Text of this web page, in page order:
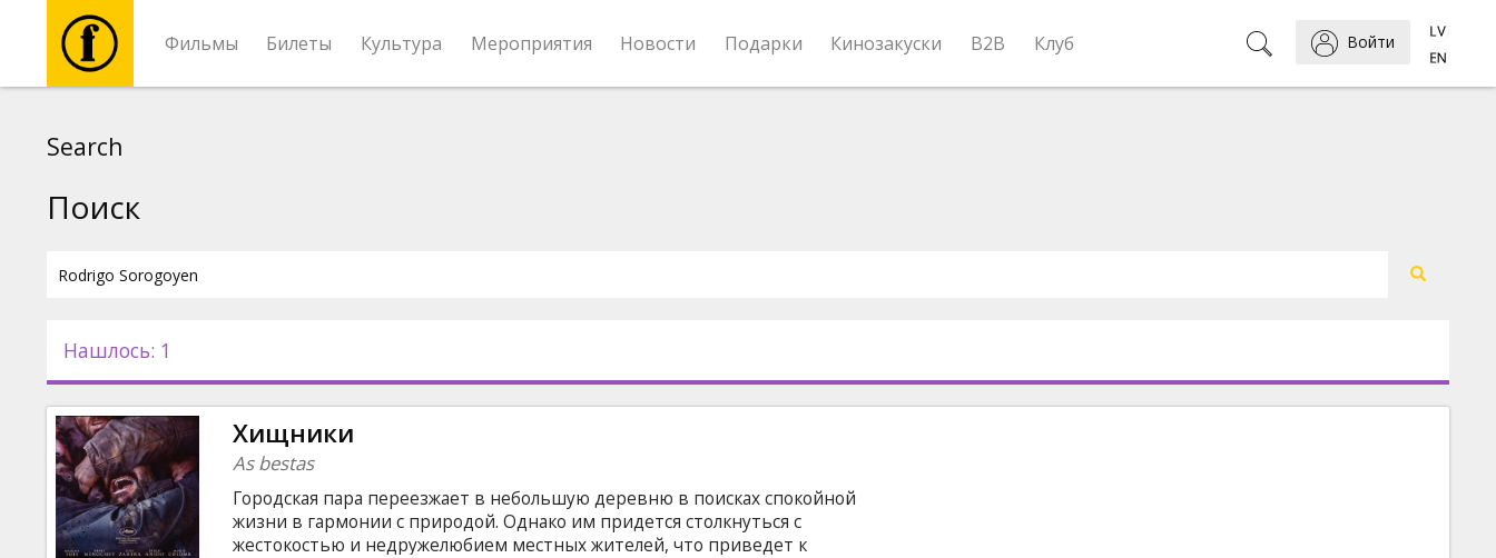
Фильмы Билеты Культура Мероприятия Новости Подарки Кинозакуски B2B Клуб Войти
Новости
Подарки
Кинозакуски
Search
Поиск
Нашлось: 1
Хищники
As bestas
Городская пара переезжает в небольшую деревню в поисках спокойной
жизни в гармонии с природой. Однако им придется столкнуться с
жестокостью и недружелюбием местных жителей, что приведет к